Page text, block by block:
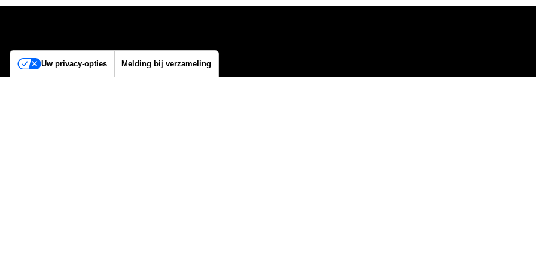
Uw privacy-opties Melding bij verzameling